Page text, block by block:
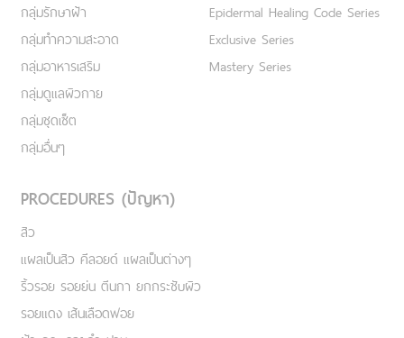
กลุ่มรักษาฝ้า
กลุ่มทำความสะอาด
กลุ่มอาหารเสริม
กลุ่มดูแลผิวกาย
กลุ่มชุดเซ็ต
กลุ่มอื่นๆ
Epidermal Healing Code Series
Exclusive Series
Mastery Series
PROCEDURES (ปัญหา)
สิว
แผลเป็นสิว คีลอยด์ แผลเป็นต่างๆ
ริ้วรอย รอยย่น ตีนกา ยกกระชับผิว
รอยแดง เส้นเลือดฟอย